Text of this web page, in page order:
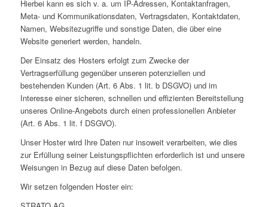
Hierbei kann es sich v. a. um IP-Adressen, Kontaktanfragen,
Meta- und Kommunikationsdaten, Vertragsdaten, Kontaktdaten,
Namen, Websitezugriffe und sonstige Daten, die über eine
Website generiert werden, handeln.
Der Einsatz des Hosters erfolgt zum Zwecke der
Vertragserfüllung gegenüber unseren potenziellen und
bestehenden Kunden (Art. 6 Abs. 1 lit. b DSGVO) und im
Interesse einer sicheren, schnellen und effizienten Bereitstellung
unseres Online-Angebots durch einen professionellen Anbieter
(Art. 6 Abs. 1 lit. f DSGVO).
Unser Hoster wird Ihre Daten nur insoweit verarbeiten, wie dies
zur Erfüllung seiner Leistungspflichten erforderlich ist und unsere
Weisungen in Bezug auf diese Daten befolgen.
Wir setzen folgenden Hoster ein: